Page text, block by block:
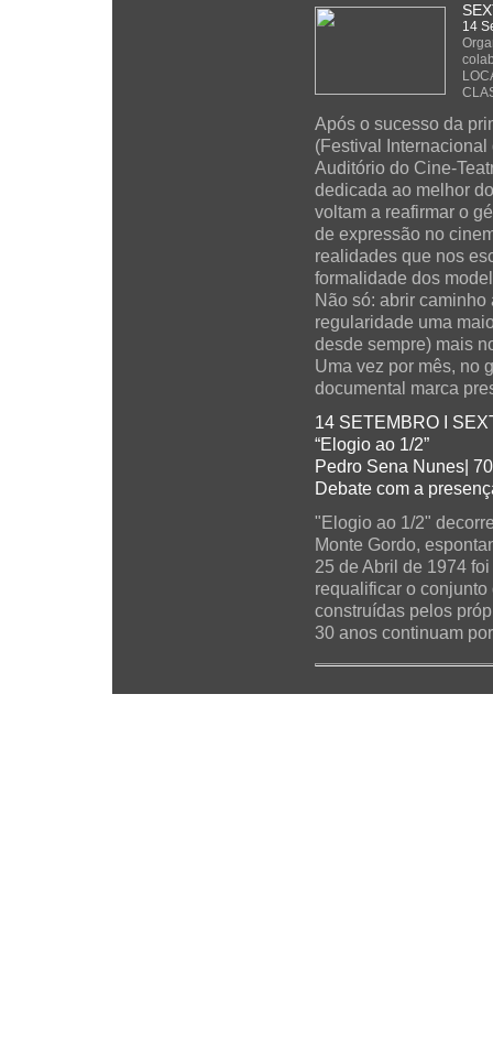
14
Após o sucesso da
(Festival
Auditório do Cine-
dedicada ao melhor
voltam a reafirmar o
de expressão no
realidades que nos
formalidade dos
Não só: abrir
regularidade uma
desde sempre) mais
Uma vez por mês, no
documental marca
14 SETEMBRO I
“Elogio ao 1/2”
Pedro Sena Nunes|
Debate com a
"Elogio ao 1/2"
Monte Gordo,
25 de Abril de 1974
requalificar o
construídas pelos
30 anos continuam